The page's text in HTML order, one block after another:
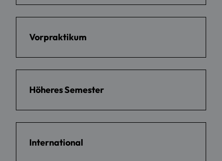
Vorpraktikum
Höheres Semester
International